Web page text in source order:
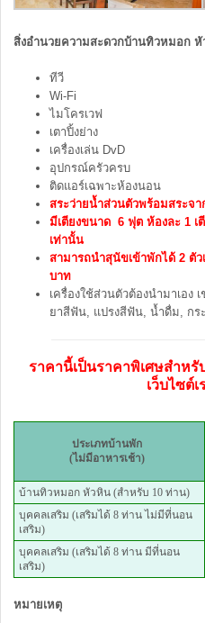
สิ่งอำนวยความสะดวกบ้านทิวหมอก
ทีวี
Wi-Fi
ไมโครเวฟ
เตาปิ้งย่าง
เครื่องเล่น DvD
อุปกรณ์ครัวครบ
ติดแอร์เฉพาะห้องนอน
สระว่ายน้ำส่วนตัวพร้อมสระจ
มีเตียงขนาด 6 ฟุต ห้องละ 1 เ
เท่านั้น
สามารถนำสุนัขเข้าพักได้ 2 ตัว
บาท
เครื่องใช้ส่วนตัวต้องนำมาเอง
ยาสีฟัน, แปรงสีฟัน, น้ำดื่ม, ก
ราคานี้เป็นราคาพิเศษสำห
เว็บไซต์
ประเภทบ้านพัก
(ไม่มีอาหารเช้า)
บ้านทิวหมอก หัวหิน (สำหรับ 10 ท่าน)
บุคคลเสริม (เสริมได้ 8 ท่าน ไม่มีที่นอน
เสริม)
บุคคลเสริม (เสริมได้ 8 ท่าน มีที่นอน
เสริม)
หมายเหตุ